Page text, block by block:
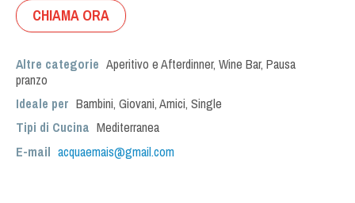
CHIAMA ORA
Altre categorie Aperitivo e Afterdinner, Wine Bar, Pausa
pranzo
Ideale per Bambini, Giovani,Amici, Single
Tipi di Cucina Mediterranea
E-mail acquaemais@gmail.com